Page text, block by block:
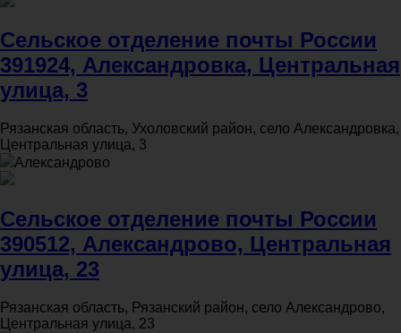
Сельское отделение почты России
391924, Александровка, Центральная
улица, 3
Рязанская область, Ухоловский район, село Александровка,
Центральная улица, 3
Александрово
Сельское отделение почты России
390512, Александрово, Центральная
улица, 23
Рязанская область, Рязанский район, село Александрово,
Центральная улица, 23